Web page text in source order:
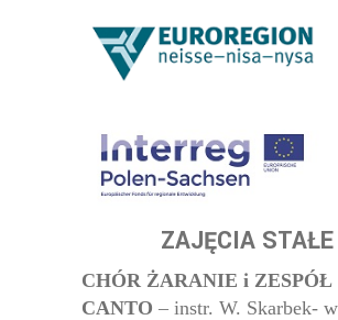
ZAJĘCIA STAŁE
CHÓR ŻARANIE i ZESPÓŁ
CANTO – instr. W. Skarbek-